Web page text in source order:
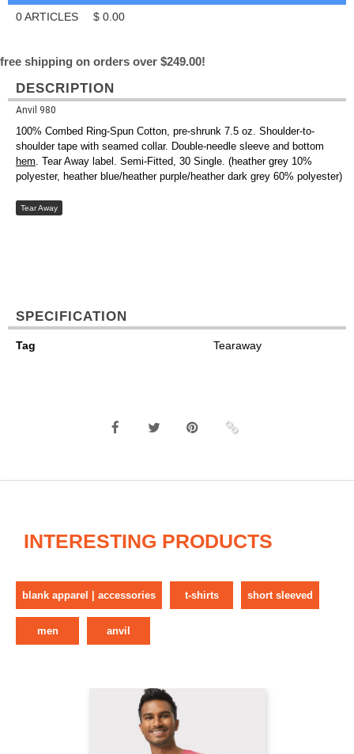
0ARTICLES $ 0.00
free shipping on orders over $249.00!
DESCRIPTION
Anvil 980
100% Combed Ring-Spun Cotton, pre-shrunk 7.5 oz. Shoulder-to-
shoulder tape with seamed collar. Double-needle sleeve and bottom
hem. Tear Away label. Semi-Fitted, 30 Single. (heather grey 10%
polyester, heather blue/heather purple/heather dark grey 60% polyester)
Tear Away
SPECIFICATION
Tag Tearaway
INTERESTING PRODUCTS
blank apparel | accessories t-shirts short sleeved
men anvil